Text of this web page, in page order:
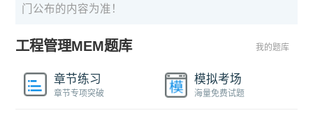
门公布的内容为准！
工程管理MEM题库 我的题库
章节练习
章节专项突破
模拟考场
海量免费试题